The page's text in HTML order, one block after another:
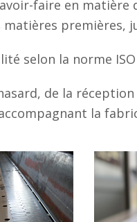
faire en
premières,
selon la norme
hasard, de la
la
plate
mm